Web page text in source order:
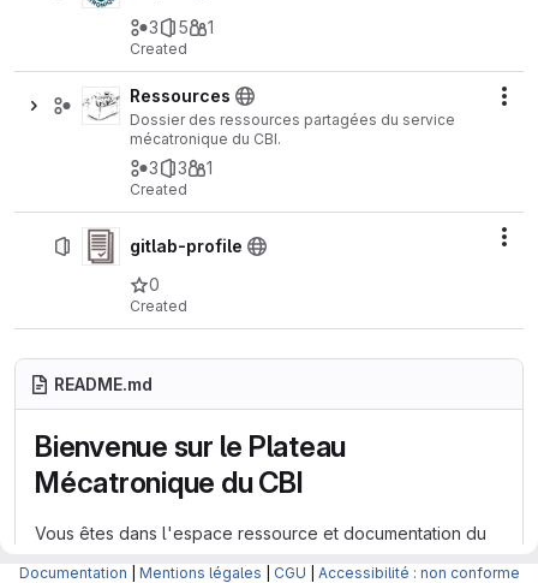
3
5 1
Created
Ressources
Dossier des ressources partagées du service
mécatronique du CBI.
3 3 1
Created
gitlab-profile
0
Created
README.md
Bienvenue sur le Plateau
Mécatronique du CBI
Vous êtes dans l'espace ressource et documentation du
Documentation Mentions légales CGU Accessibilité : non conforme